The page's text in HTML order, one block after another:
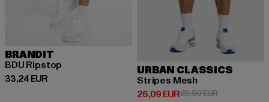
BRANDIT
BDU Ripstop
33,24 EUR
Derzeitiger Preis: 33,24 EUR
URBAN CLASSICS
Stripes Mesh
26,09 EUR
Derzeitiger Preis: 26,09 EUR
29,99 EURAktionspreis: